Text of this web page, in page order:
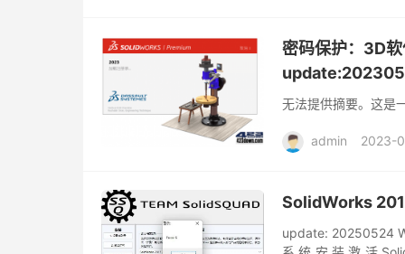
密码保护：3D
无法提供摘要。这是
admin 2023-
SolidWorks
update: 20250524